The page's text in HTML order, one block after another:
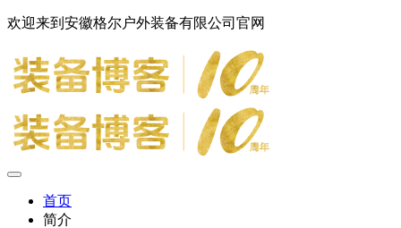
欢迎来到安徽格尔户外装备有限公司官网
首页
简介